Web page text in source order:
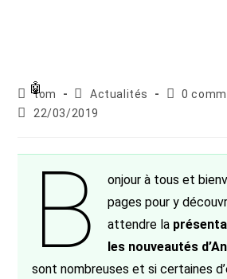
Auteur/autrice
de
tom
Post
category:
Actualités
0
Publication
22/03/2019
B
onjour à tous et
pages pour y
attendre la
les nouveautés
sont nombreuses et si certaines